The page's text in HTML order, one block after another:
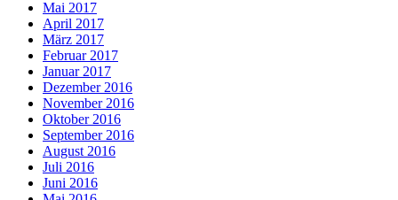
Mai 2017
April 2017
März 2017
Februar 2017
Januar 2017
Dezember 2016
November 2016
Oktober 2016
September 2016
August 2016
Juli 2016
Juni 2016